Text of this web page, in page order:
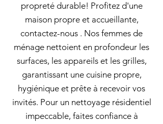
propreté durable! Profitez d'une
maison propre et accueillante,
contactez-nous . Nos femmes de
ménage nettoient en profondeur les
surfaces, les appareils et les grilles,
garantissant une cuisine propre,
hygiénique et prête à recevoir vos
invités. Pour un nettoyage résidentiel
impeccable, faites confiance à